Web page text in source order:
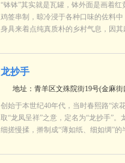
“钵钵”其实就是瓦罐，钵外面是画着
鸡签串制，晾冷浸于各种口味的佐料
身具来着点纯真质朴的乡村气息，因
龙抄手
地址：青羊区文殊院街19号(金麻
创始于本世纪40年代，当时春熙路“浓
取“龙凤呈祥”之意，定名为“龙抄手”
细搓慢揉，擀制成“薄如纸、细如绸”